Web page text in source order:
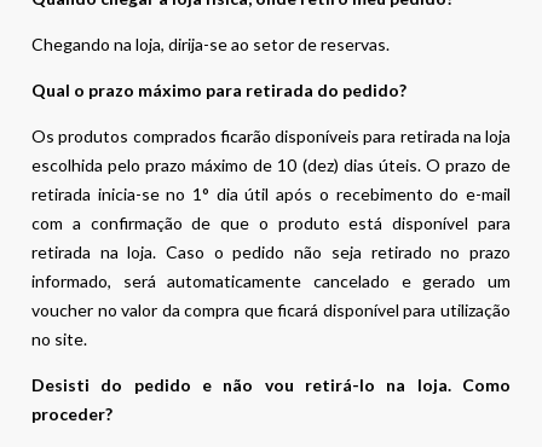
Chegando na loja, dirija-se ao setor de reservas.
Qual o prazo máximo para retirada do pedido?
Os produtos comprados ficarão disponíveis para retirada na loja
escolhida pelo prazo máximo de 10 (dez) dias úteis. O prazo de
retirada inicia-se no 1° dia útil após o recebimento do e-mail
com a confirmação de que o produto está disponível para
retirada na loja. Caso o pedido não seja retirado no prazo
informado, será automaticamente cancelado e gerado um
voucher no valor da compra que ficará disponível para utilização
no site.
Desisti do pedido e não vou retirá-lo na loja. Como
proceder?